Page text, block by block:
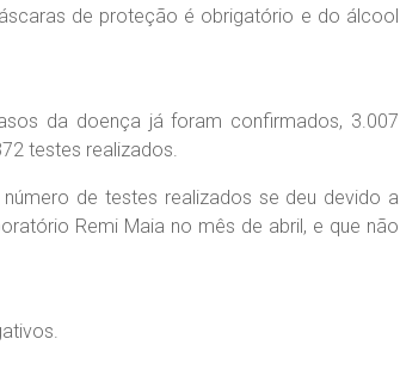
de proteção é obrigatório e do álcool
da doença já foram confirmados, 3.007
testes realizados.
de testes realizados se deu devido a
Remi Maia no mês de abril, e que não